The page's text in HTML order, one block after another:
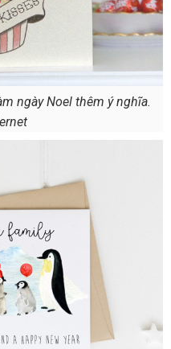
ngày Noel thêm ý nghĩa.